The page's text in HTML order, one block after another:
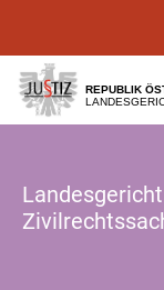
[1]
[2]
[3]
REPUBLIK